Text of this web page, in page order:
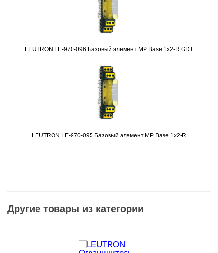
Подробнее
LEUTRON LE-970-096 Базовый элемент MP Base 1x2-R GDT
Подробнее
LEUTRON LE-970-095 Базовый элемент MP Base 1x2-R
Другие товары из категории